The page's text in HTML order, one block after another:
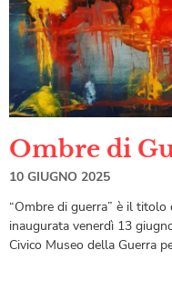
Ombre di
10 GIUGNO 2025
“Ombre di guerra” è il titolo
inaugurata venerdì 13
Civico Museo della Guerra